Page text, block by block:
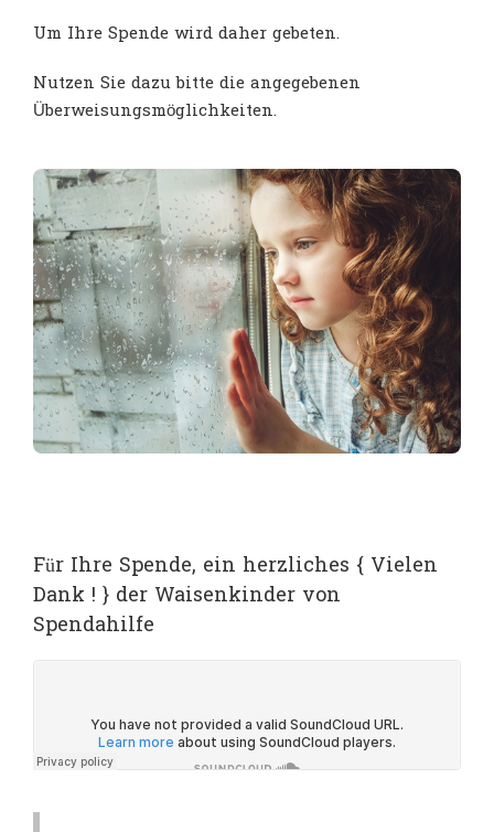
Um Ihre Spende wird daher gebeten.
Nutzen Sie dazu bitte die angegebenen
Überweisungsmöglichkeiten.
Für Ihre Spende, ein herzliches { Vielen
Dank ! } der Waisenkinder von
Spendahilfe